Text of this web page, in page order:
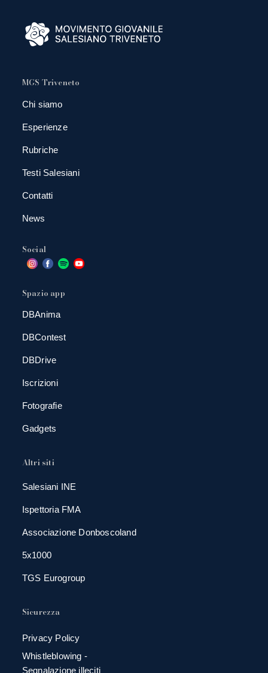
MGS Triveneto
Chi siamo
Esperienze
Rubriche
Testi Salesiani
Contatti
News
Social
Spazio app
DBAnima
DBContest
DBDrive
Iscrizioni
Fotografie
Gadgets
Altri siti
Salesiani INE
Ispettoria FMA
Associazione Donboscoland
5x1000
TGS Eurogroup
Sicurezza
Privacy Policy
Whistleblowing -
Segnalazione illeciti